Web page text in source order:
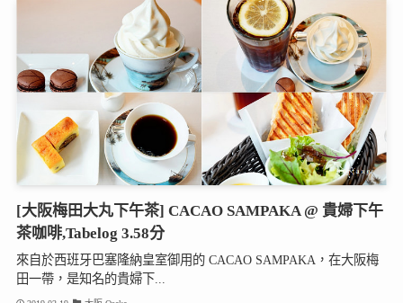
[大阪梅田大丸下午茶] CACAO SAMPAKA @ 貴婦下午
茶咖啡,Tabelog 3.58分
來自於西班牙巴塞隆納皇室御用的 CACAO SAMPAKA，在大阪梅
田一帶，是知名的貴婦下...